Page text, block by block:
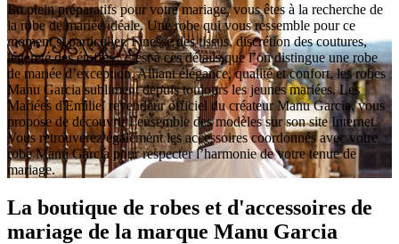
En plein préparatifs pour votre mariage, vous êtes à la recherche de
la robe de mariée idéale. Une robe qui vous ressemble pour ce
moment si particulier. Finesse des tissus, discrétion des coutures,
légèreté des étoffes : c’est à ces détails que l’on distingue une robe
de mariée d’exception. Alliant élégance, qualité et confort, les robes
Manu Garcia subliment depuis toujours les jeunes mariées. Les
Mariées d'Emilie, revendeur officiel du créateur Manu Garcia, vous
propose de découvrir l’ensemble des modèles sur son site Internet.
Vous retrouverez également les accessoires coordonnés avec votre
robe Manu Garcia pour respecter l’harmonie de votre tenue de
mariage.
La boutique de robes et d'accessoires de
mariage de la marque Manu Garcia